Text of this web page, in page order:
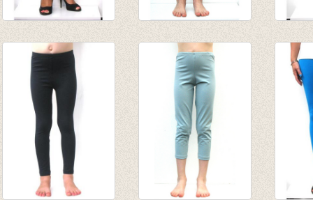
€ 19,95
€ 6,95
van € 4,75
tot € 9,50
€
€ 6,95